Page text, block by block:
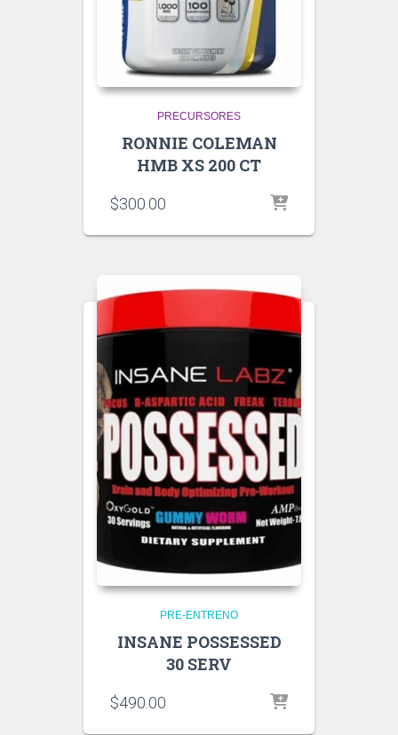
PRECURSORES
RONNIE COLEMAN
HMB XS 200 CT
$300.00
PRE-ENTRENO
INSANE POSSESSED
30 SERV
$490.00